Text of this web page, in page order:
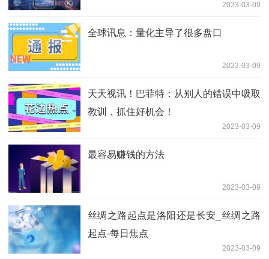
2023-03-09
全球讯息：量化主导了很多盘口
2023-03-09
天天视讯！巴菲特：从别人的错误中吸取
教训，抓住好机会！
2023-03-09
最容易赚钱的方法
2023-03-09
丝绸之路起点是洛阳还是长安_丝绸之路
起点-每日焦点
2023-03-09